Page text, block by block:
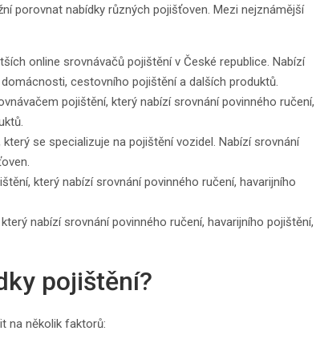
porovnat nabídky různých pojišťoven. Mezi nejznámější
online srovnávačů pojištění v České republice. Nabízí
cestovního pojištění a dalších produktů.
pojištění, který nabízí srovnání povinného ručení,
se specializuje na pojištění vozidel. Nabízí srovnání
který nabízí srovnání povinného ručení, havarijního
nabízí srovnání povinného ručení, havarijního pojištění,
pojištění?
na několik faktorů: